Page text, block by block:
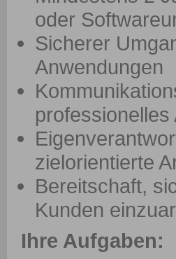
oder
Sicherer
Anwendungen
professionelles
zielorientierte
Bereitschaft,
Kunden
Ihre Aufgaben: